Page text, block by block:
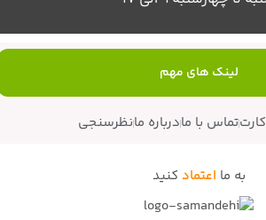
لینک های مهم
تماس با مادرباره مانظرسنجی
به ما اعتماد کنید